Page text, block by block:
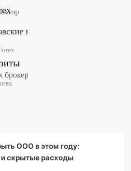
ООО в этом году:
скрытые расходы